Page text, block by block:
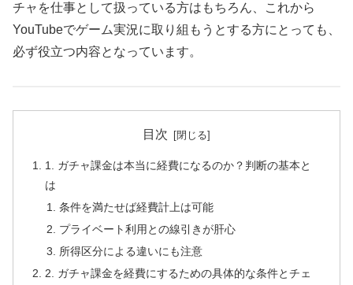
チャを仕事として扱っている方はもちろん、これから
YouTubeでゲーム実況に取り組もうとする方にとっても、
必ず役立つ内容となっています。
目次
1. ガチャ課金は本当に経費になるのか？判断の基本と
は
条件を満たせば経費計上は可能
プライベート利用との線引きが肝心
所得区分による違いにも注意
2. ガチャ課金を経費にするための具体的な条件とチェ